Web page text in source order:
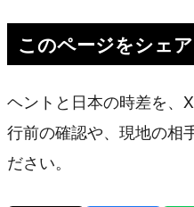
このページをシェア
ヘントと日本の時差を、
行前の確認や、現地の相
ださい。